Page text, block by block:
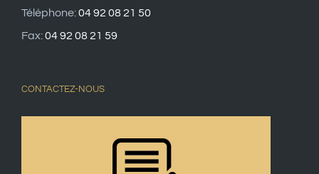
Téléphone:04 92 08 21 50
Fax:04 92 08 21 59
CONTACTEZ-NOUS